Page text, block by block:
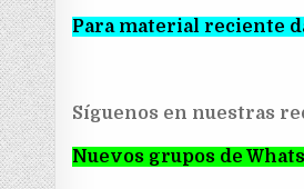
Para material reciente
Síguenos en nuestras
Nuevos grupos de